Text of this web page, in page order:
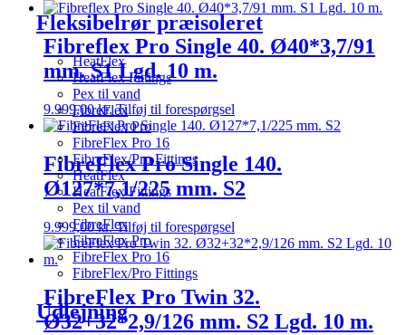
Fleksibelrør præisoleret
HeatFlex
HeatFlex Fittings
Pex til vand
FibreFlex
FibreFlex Pro
FibreFlex Pro 16
FibreFlex/Pro Fittings
HeatFlex
HeatFlex Fittings
Pex til vand
FibreFlex
FibreFlex Pro
FibreFlex Pro 16
FibreFlex/Pro Fittings
Udlejning
Fibreflex Pro Single 40. Ø40*3,7/91
mm. S1 Lgd. 10 m.
9.999,00kr. Tilføj til forespørgsel
FibreFlex Pro Single 140.
Ø127*7,1/225 mm. S2
9.999,00kr. Tilføj til forespørgsel
FibreFlex Pro Twin 32.
Ø32+32*2,9/126 mm. S2 Lgd. 10 m.